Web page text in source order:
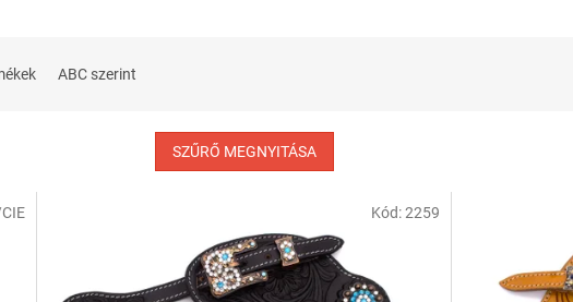
ABC szerint
SZŰRŐ MEGNYITÁSA
Kód:2259